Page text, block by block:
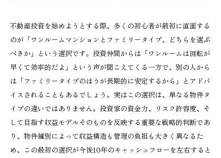
不動産投資を始めようとする際、多くの初心者が最初に直面する
のが「ワンルームマンションとファミリータイプ、どちらを選ぶ
べきか」という選択です。投資仲間からは「ワンルームは回転が
早くて効率的だよ」という声が聞こえてくる一方で、別の人から
は「ファミリータイプのほうが長期的に安定するから」とアドバ
イスされることもあるでしょう。実はこの選択は、単なる物件タ
イプの違いではありません。投資家の資金力、リスク許容度、そ
して目指す収益モデルそのものを反映する重要な戦略的判断であ
り、物件種別によって収益構造も管理の負担も大きく異なるた
め、この最初の選択が今後10年のキャッシュフローを左右すると